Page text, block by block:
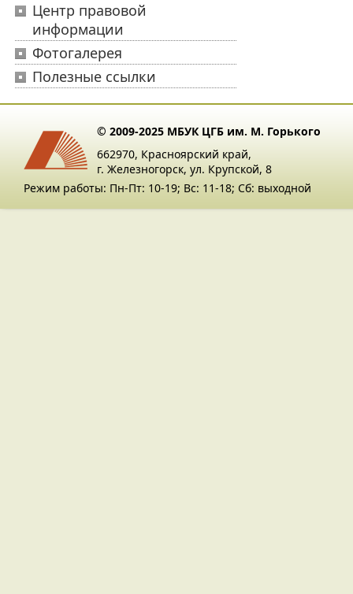
Центр правовой
информации
Фотогалерея
Полезные ссылки
© 2009-2025 МБУК ЦГБ им. М. Горького
662970, Красноярский край,
г. Железногорск, ул. Крупской, 8
Режим работы: Пн-Пт: 10-19; Вс: 11-18; Сб: выходной